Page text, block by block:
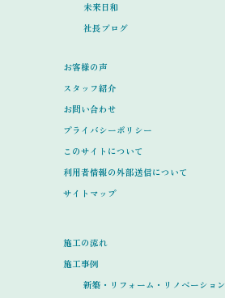
未来日和
社長ブログ
お客様の声
スタッフ紹介
お問い合わせ
プライバシーポリシー
このサイトについて
利用者情報の外部送信について
サイトマップ
施工の流れ
施工事例
新築・リフォーム・リノベーション